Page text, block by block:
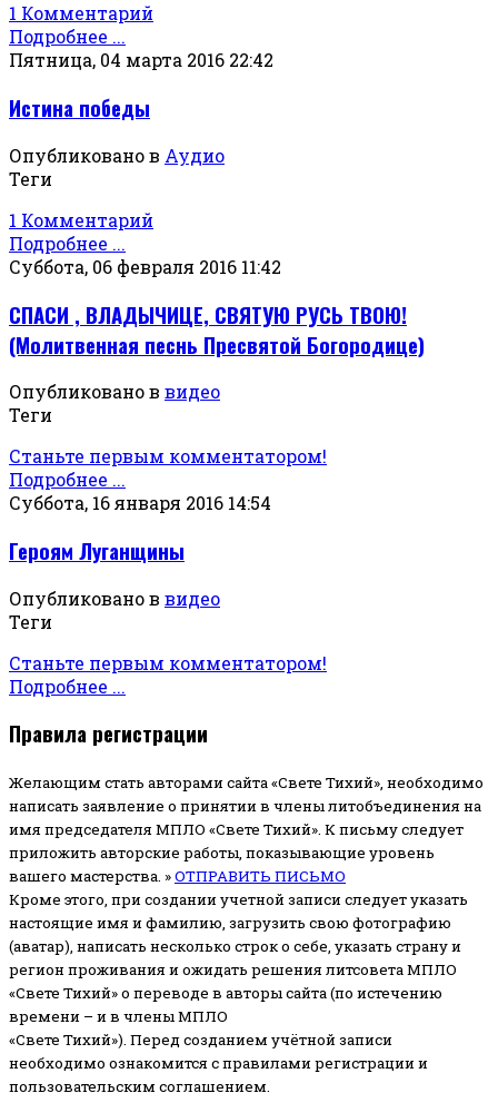
1 Комментарий
Подробнее ...
Пятница, 04 марта 2016 22:42
Истина победы
Опубликовано в Аудио
Теги
1 Комментарий
Подробнее ...
Суббота, 06 февраля 2016 11:42
СПАСИ , ВЛАДЫЧИЦЕ, СВЯТУЮ РУСЬ ТВОЮ!
(Молитвенная песнь Пресвятой Богородице)
Опубликовано в видео
Теги
Станьте первым комментатором!
Подробнее ...
Суббота, 16 января 2016 14:54
Героям Луганщины
Опубликовано в видео
Теги
Станьте первым комментатором!
Подробнее ...
Правила регистрации
Желающим стать авторами сайта «Свете Тихий», необходимо
написать заявление о принятии в члены литобъединения на
имя председателя МПЛО «Свете Тихий». К письму следует
приложить авторские работы, показывающие уровень
вашего мастерства. »ОТПРАВИТЬ ПИСЬМО
Кроме этого, при создании учетной записи следует указать
настоящие имя и фамилию, загрузить свою фотографию
(аватар), написать несколько строк о себе, указать страну и
регион проживания и ожидать решения литсовета МПЛО
«Свете Тихий» о переводе в авторы сайта (по истечению
времени – и в члены МПЛО
«Свете Тихий»). Перед созданием учётной записи
необходимо ознакомится с правилами регистрации и
пользовательским соглашением.